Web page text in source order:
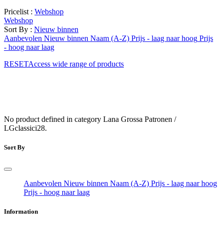
Pricelist : Webshop
Webshop
Sort By : Nieuw binnen
Aanbevolen Nieuw binnen Naam (A-Z) Prijs - laag naar hoog Prijs
- hoog naar laag
RESETAccess wide range of products
No product defined in category Lana Grossa Patronen /
LGclassici28.
Sort By
Aanbevolen Nieuw binnen Naam (A-Z) Prijs - laag naar hoog
Prijs - hoog naar laag
Information